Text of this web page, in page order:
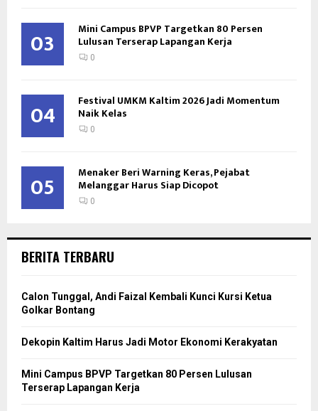
03 Mini Campus BPVP Targetkan 80 Persen
Lulusan Terserap Lapangan Kerja
0
04 Festival UMKM Kaltim 2026 Jadi Momentum
Naik Kelas
0
05 Menaker Beri Warning Keras, Pejabat
Melanggar Harus Siap Dicopot
0
BERITA TERBARU
Calon Tunggal, Andi Faizal Kembali Kunci Kursi Ketua
Golkar Bontang
Dekopin Kaltim Harus Jadi Motor Ekonomi Kerakyatan
Mini Campus BPVP Targetkan 80 Persen Lulusan
Terserap Lapangan Kerja